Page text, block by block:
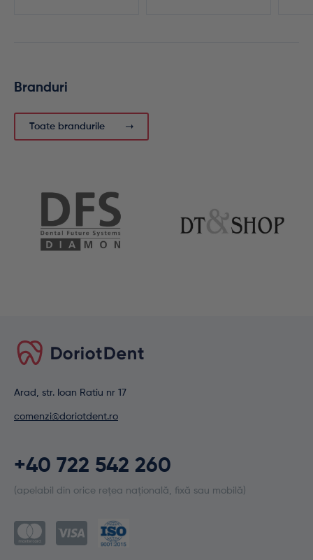
Branduri
Toate brandurile
Arad, str. Ioan Ratiu nr 17
comenzi@doriotdent.ro
+40 722 542 260
(apelabil din orice rețea națională, fixă sau mobilă)